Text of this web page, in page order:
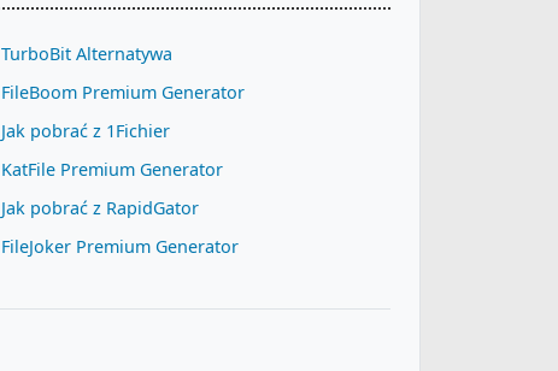
TurboBit Alternatywa
FileBoom Premium Generator
Jak pobrać z 1Fichier
KatFile Premium Generator
Jak pobrać z RapidGator
FileJoker Premium Generator